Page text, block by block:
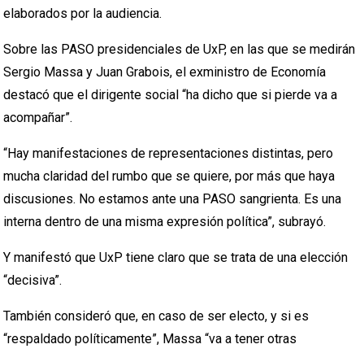
elaborados por la audiencia.
Sobre las PASO presidenciales de UxP, en las que se medirán
Sergio Massa y Juan Grabois, el exministro de Economía
destacó que el dirigente social “ha dicho que si pierde va a
acompañar”.
“Hay manifestaciones de representaciones distintas, pero
mucha claridad del rumbo que se quiere, por más que haya
discusiones. No estamos ante una PASO sangrienta. Es una
interna dentro de una misma expresión política”, subrayó.
Y manifestó que UxP tiene claro que se trata de una elección
“decisiva”.
También consideró que, en caso de ser electo, y si es
“respaldado políticamente”, Massa “va a tener otras